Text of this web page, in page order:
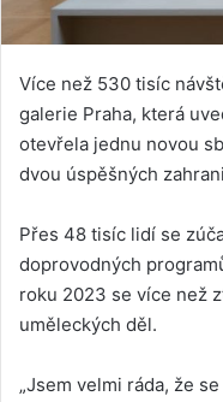
Více než 530 tisíc
galerie Praha, která
otevřela jednu novou
dvou úspěšných
Přes 48 tisíc lidí se
doprovodných
roku 2023 se více než
uměleckých děl.
„Jsem velmi ráda, že